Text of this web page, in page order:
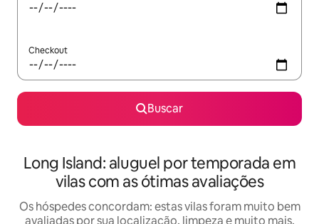
Checkout
Buscar
Long Island: aluguel por temporada em
vilas com as ótimas avaliações
Os hóspedes concordam: estas vilas foram muito bem
avaliadas por sua localização, limpeza e muito mais.